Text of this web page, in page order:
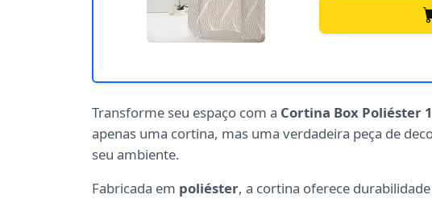
Transforme seu espaço com a Cortina Box Poliéster
apenas uma cortina, mas uma verdadeira peça de
seu ambiente.
Fabricada em poliéster, a cortina oferece